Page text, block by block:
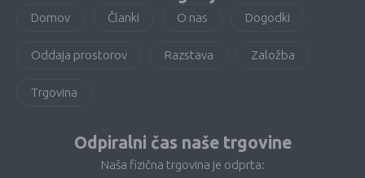
Domov Članki O nas Dogodki
Oddaja prostorov Razstava Založba
Trgovina
Odpiralni čas naše trgovine
Naša fizična trgovina je odprta: